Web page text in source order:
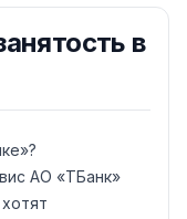
в
АО «ТБанк»